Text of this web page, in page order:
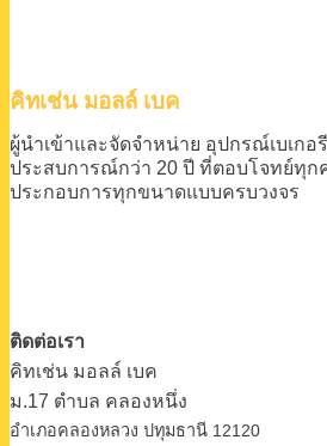
คิทเช่น มอลล์ เบค
ผู้นำเข้าและจัดจำหน่าย อุปกรณ์เบเกอ
ประสบการณ์กว่า 20 ปี ที่ตอบโจทย์ทุก
ประกอบการทุกขนาดแบบครบวงจร
ติดต่อเรา
คิทเช่น มอลล์ เบค
ม.17 ตําบล คลองหนึ่ง
อําเภอคลองหลวง ปทุมธานี 12120